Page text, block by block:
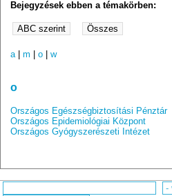
Bejegyzések ebben a témakörben:
a|m |o |w
o
Országos Egészségbiztosítási Pénztár
Országos Epidemiológiai Központ
Országos Gyógyszerészeti Intézet